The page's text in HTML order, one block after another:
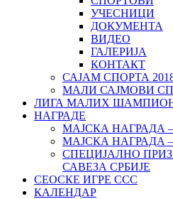
УЧЕСНИЦИ
ДОКУМЕНТА
ВИДЕО
ГАЛЕРИЈА
КОНТАКТ
САЈАМ СПОРТА
МАЛИ САЈМОВИ
ЛИГА МАЛИХ
НАГРАДЕ
МАЈСКА НАГРАДА
МАЈСКА НАГРАДА
СПЕЦИЈАЛНО
САВЕЗА СРБИЈЕ
СЕОСКЕ ИГРЕ ССС
КАЛЕНДАР